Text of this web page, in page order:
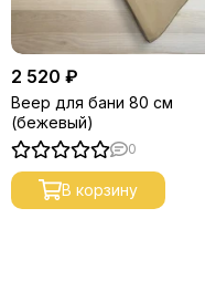
2 520 ₽
Веер для бани 80 см
(бежевый)
0
В корзину